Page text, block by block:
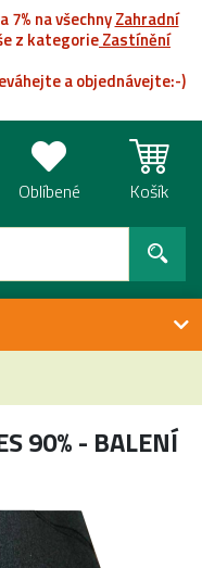
7% na všechnyZahradní
z kategorieZastínění
a objednávejte:-)
Oblíbené Košík
90% - BALENÍ